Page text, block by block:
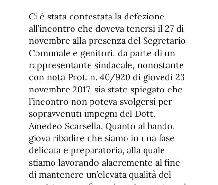
Ci è stata contestata la defezione
all’incontro che doveva tenersi il 27 di
novembre alla presenza del Segretario
Comunale e genitori, da parte di un
rappresentante sindacale, nonostante
con nota Prot. n. 40/920 di giovedì 23
novembre 2017, sia stato spiegato che
l’incontro non poteva svolgersi per
sopravvenuti impegni del Dott.
Amedeo Scarsella. Quanto al bando,
giova ribadire che siamo in una fase
delicata e preparatoria, alla quale
stiamo lavorando alacremente al fine
di mantenere un’elevata qualità del